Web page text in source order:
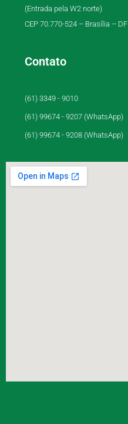
(Entrada pela W2 norte)
CEP 70.770-524 – Brasília – DF
Contato
(61) 3349 - 9010
(61) 99674 - 9207 (WhatsApp)
(61) 99674 - 9208 (WhatsApp)